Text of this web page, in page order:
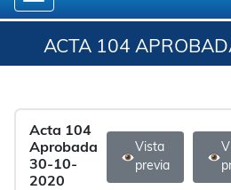
ACTA 104
Acta 104
Aprobada
30-10-
2020
Vista
previa